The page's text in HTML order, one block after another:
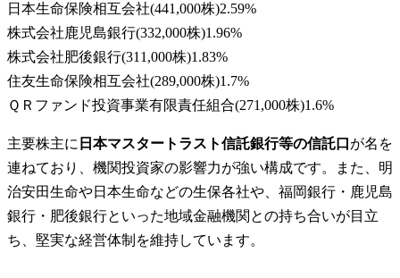
日本生命保険相互会社(441,000株)2.59%
株式会社鹿児島銀行(332,000株)1.96%
株式会社肥後銀行(311,000株)1.83%
住友生命保険相互会社(289,000株)1.7%
ＱＲファンド投資事業有限責任組合(271,000株)1.6%
主要株主に 日本マスタートラスト信託銀行等の信託口 が名を
連ねており、機関投資家の影響力が強い構成です。また、明
治安田生命や日本生命などの生保各社や、福岡銀行・鹿児島
銀行・肥後銀行といった地域金融機関との持ち合いが目立
ち、堅実な経営体制を維持しています。